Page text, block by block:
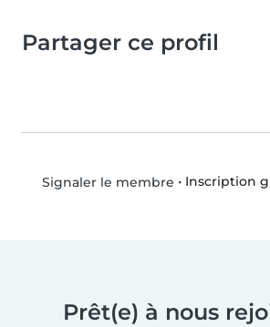
Partager ce profil
Signaler le membre • Inscription
Prêt(e) à nous